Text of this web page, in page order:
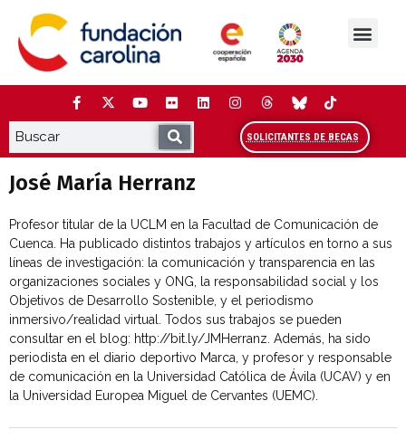
contenido
SOLICITANTES DE BECAS
José María Herranz
Profesor titular de la UCLM en la Facultad de Comunicación de
Cuenca. Ha publicado distintos trabajos y artículos en torno a sus
líneas de investigación: la comunicación y transparencia en las
organizaciones sociales y ONG, la responsabilidad social y los
Objetivos de Desarrollo Sostenible, y el periodismo
inmersivo/realidad virtual. Todos sus trabajos se pueden
consultar en el blog: http://bit.ly/JMHerranz. Además, ha sido
periodista en el diario deportivo Marca, y profesor y responsable
de comunicación en la Universidad Católica de Ávila (UCAV) y en
la Universidad Europea Miguel de Cervantes (UEMC).